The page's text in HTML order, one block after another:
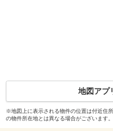
地図アプ
※地図上に表示される物件の位置は付近住
の物件所在地とは異なる場合がございます。